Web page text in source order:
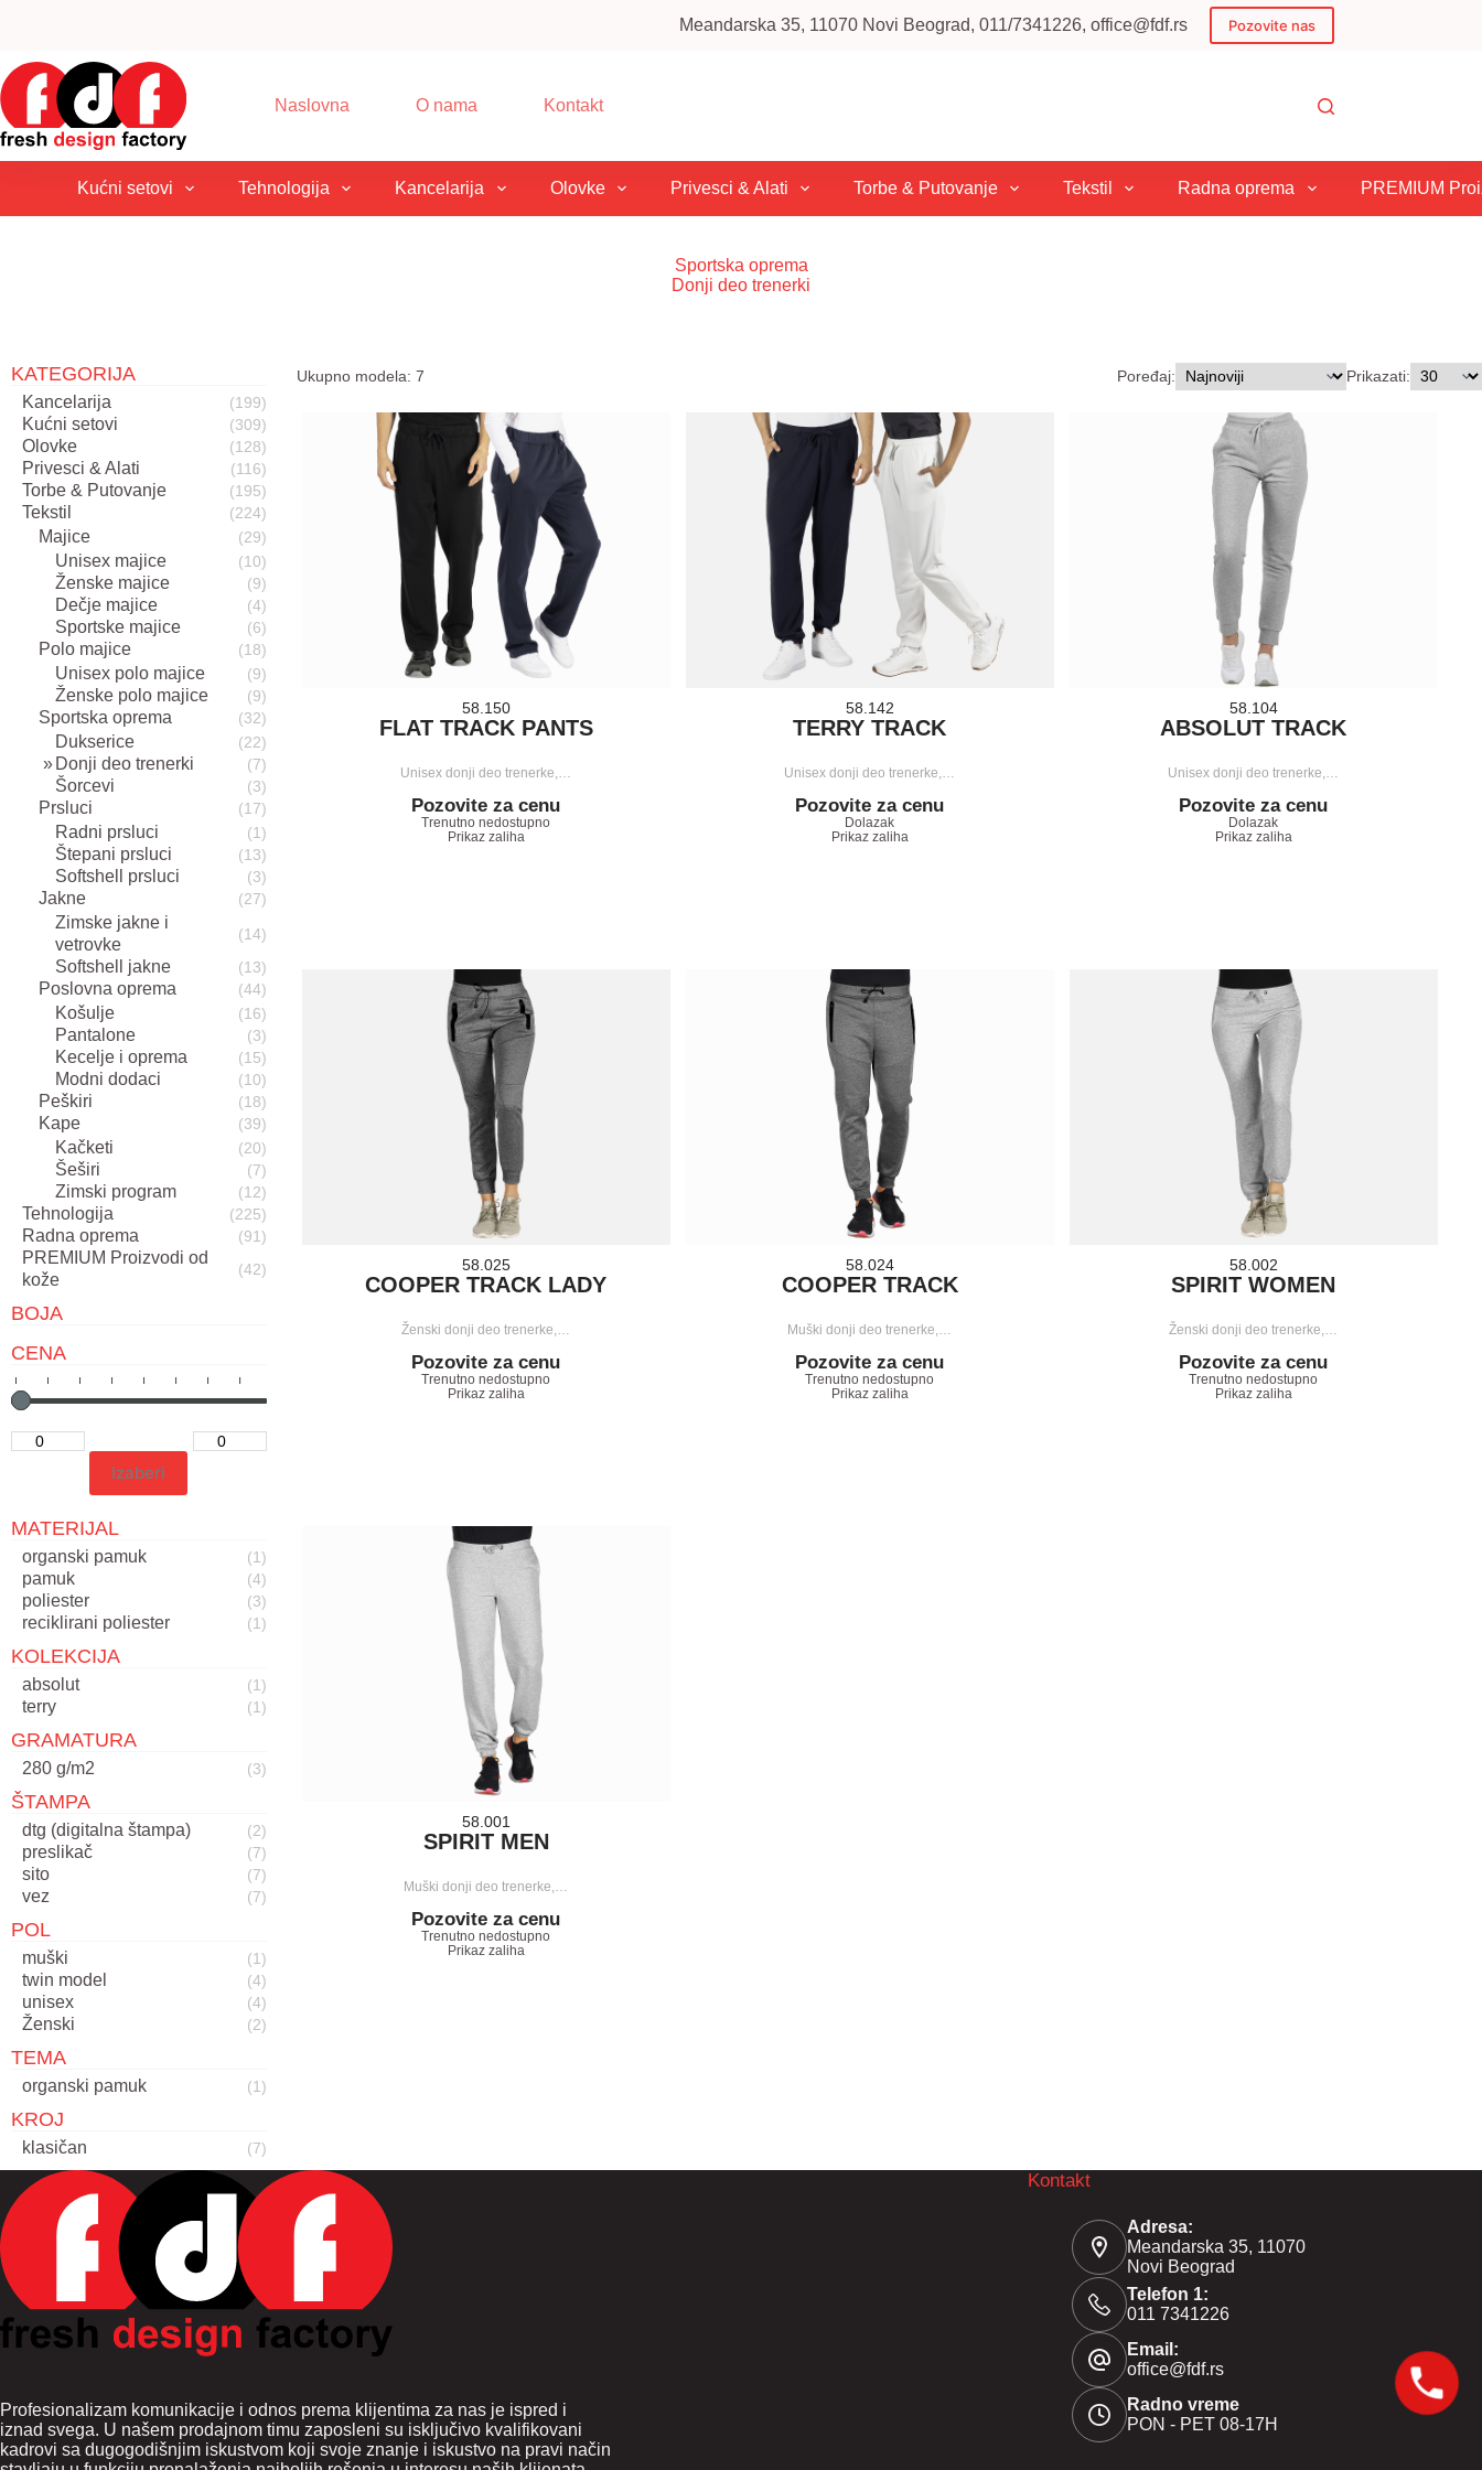
Meandarska 35, 11070 Novi Beograd, 011/7341226, office@fdf.rs Pozovite nas
Naslovna O nama Kontakt
Kućni setovi Tehnologija Kancelarija Olovke Privesci & Alati Torbe & Putovanje Tekstil Radna oprema PREMIUM
Sportska oprema
Donji deo trenerki
Ukupno modela: 7 Poređaj: Prikazati:
58.150
FLAT TRACK PANTS
Unisex donji deo trenerke,…
Pozovite za cenu
Trenutno nedostupno
Prikaz zaliha
58.142
TERRY TRACK
Unisex donji deo trenerke,…
Pozovite za cenu
Dolazak
Prikaz zaliha
58.104
ABSOLUT TRACK
Unisex donji deo trenerke,…
Pozovite za cenu
Dolazak
Prikaz zaliha
58.025
COOPER TRACK LADY
Ženski donji deo trenerke,…
Pozovite za cenu
Trenutno nedostupno
Prikaz zaliha
58.024
COOPER TRACK
Muški donji deo trenerke,…
Pozovite za cenu
Trenutno nedostupno
Prikaz zaliha
58.002
SPIRIT WOMEN
Ženski donji deo trenerke,…
Pozovite za cenu
Trenutno nedostupno
Prikaz zaliha
58.001
SPIRIT MEN
Muški donji deo trenerke,…
Pozovite za cenu
Trenutno nedostupno
Prikaz zaliha
KATEGORIJA
Kancelarija (199)
Kućni setovi (309)
Olovke (128)
Privesci & Alati (116)
Torbe & Putovanje (195)
Tekstil (224)
Majice (29)
Unisex majice (10)
Ženske majice (9)
Dečje majice (4)
Sportske majice (6)
Polo majice (18)
Unisex polo majice (9)
Ženske polo majice (9)
Sportska oprema (32)
Dukserice (22)
Donji deo trenerki (7)
Šorcevi (3)
Prsluci (17)
Radni prsluci (1)
Štepani prsluci (13)
Softshell prsluci (3)
Jakne (27)
Zimske jakne i
vetrovke
(14)
Softshell jakne (13)
Poslovna oprema (44)
Košulje (16)
Pantalone (3)
Kecelje i oprema (15)
Modni dodaci (10)
Peškiri (18)
Kape (39)
Kačketi (20)
Šeširi (7)
Zimski program (12)
Tehnologija (225)
Radna oprema (91)
PREMIUM Proizvodi od
kože
(42)
BOJA
CENA
MATERIJAL
organski pamuk (1)
pamuk (4)
poliester (3)
reciklirani poliester (1)
KOLEKCIJA
absolut (1)
terry (1)
GRAMATURA
280 g/m2 (3)
ŠTAMPA
dtg (digitalna štampa) (2)
preslikač (7)
sito (7)
vez (7)
POL
muški (1)
twin model (4)
unisex (4)
Ženski (2)
TEMA
organski pamuk (1)
KROJ
klasičan (7)
Profesionalizam komunikacije i odnos prema klijentima za nas je ispred i
iznad svega. U našem prodajnom timu zaposleni su isključivo kvalifikovani
kadrovi sa dugogodišnjim iskustvom koji svoje znanje i iskustvo na pravi način
Kontakt
Adresa:
Meandarska 35, 11070
Novi Beograd
Telefon 1:
011 7341226
Email:
office@fdf.rs
Radno vreme
PON - PET 08-17H